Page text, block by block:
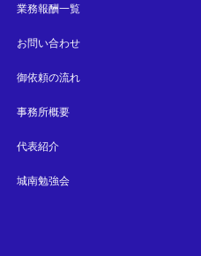
業務報酬一覧
お問い合わせ
御依頼の流れ
事務所概要
代表紹介
城南勉強会